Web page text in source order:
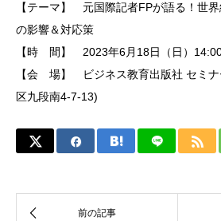
【テーマ】 元国際記者FPが語る！世
の影響＆対応策
【時 間】 2023年6月18日（日）
【会 場】 ビジネス教育出版社 セミナ
区九段南4-7-13)